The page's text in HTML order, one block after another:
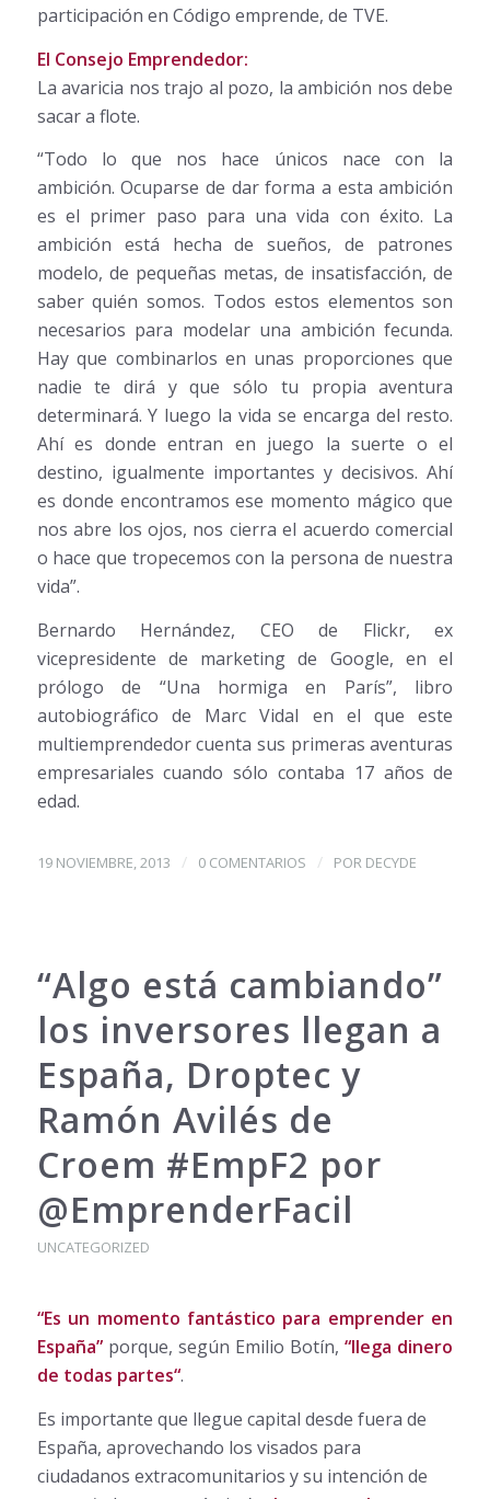
participación en Código emprende, de TVE.
El Consejo Emprendedor:
La avaricia nos trajo al pozo, la ambición nos debe
sacar a flote.
“Todo lo que nos hace únicos nace con la
ambición. Ocuparse de dar forma a esta ambición
es el primer paso para una vida con éxito. La
ambición está hecha de sueños, de patrones
modelo, de pequeñas metas, de insatisfacción, de
saber quién somos. Todos estos elementos son
necesarios para modelar una ambición fecunda.
Hay que combinarlos en unas proporciones que
nadie te dirá y que sólo tu propia aventura
determinará. Y luego la vida se encarga del resto.
Ahí es donde entran en juego la suerte o el
destino, igualmente importantes y decisivos. Ahí
es donde encontramos ese momento mágico que
nos abre los ojos, nos cierra el acuerdo comercial
o hace que tropecemos con la persona de nuestra
vida”.
Bernardo Hernández, CEO de Flickr, ex
vicepresidente de marketing de Google, en el
prólogo de “Una hormiga en París”, libro
autobiográfico de Marc Vidal en el que este
multiemprendedor cuenta sus primeras aventuras
empresariales cuando sólo contaba 17 años de
edad.
19 NOVIEMBRE, 2013 / 0 COMENTARIOS / POR DECYDE
“Algo está cambiando”
los inversores llegan a
España, Droptec y
Ramón Avilés de
Croem #EmpF2 por
@EmprenderFacil
UNCATEGORIZED
“Es un momento fantástico para emprender en
España”porque, según Emilio Botín,“llega dinero
de todas partes“.
Es importante que llegue capital desde fuera de
España, aprovechando los visados para
ciudadanos extracomunitarios y su intención de